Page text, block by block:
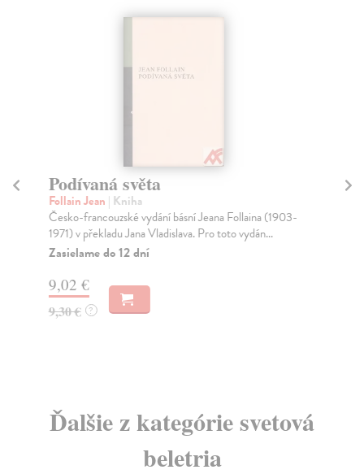
Podívaná světa
Follain Jean | Kniha
Česko-francouzské vydání básní Jeana Follaina (1903-
1971) v překladu Jana Vladislava. Pro toto vydán...
Zasielame do 12 dní
9,02 €
9,30 € ?
Ďalšie z kategórie svetová
beletria